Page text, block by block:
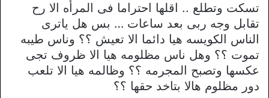
تسكت وتطلع .. اقلها احتراما فى المرأه الا رح
تقابل وجه ربى بعد ساعات … بس هل ياترى
الناس الكويسه هيا دائما الا تعيش ؟؟ وناس طيبه
تموت ؟؟ وهل ناس مظلومه هيا الا ظروف تجى
عكسها وتصبح المجرمه ؟؟ وظالمه هيا الا تلعب
دور مظلوم هالا بتاخد حقها ؟؟